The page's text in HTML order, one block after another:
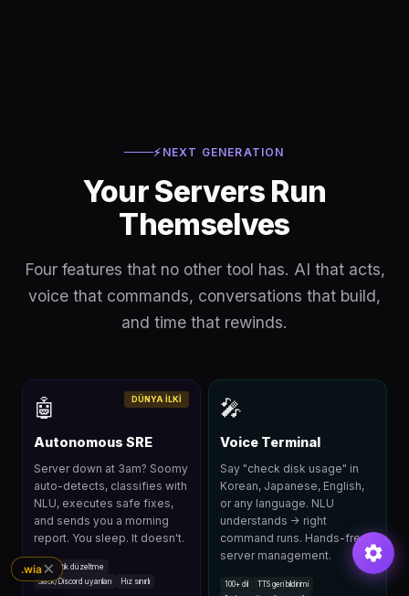
⚡ NEXT GENERATION
Your Servers Run
Themselves
Four features that no other tool has. AI that acts,
voice that commands, conversations that build,
and time that rewinds.
DÜNYA İLKİ
🤖
Autonomous SRE
Server down at 3am? Soomy
auto-detects, classifies with
NLU, executes safe fixes,
and sends you a morning
report. You sleep. It doesn't.
Otomatik düzeltme
Slack/Discord uyarıları
Hız sınırlı
🎤
Voice Terminal
Say "check disk usage" in
Korean, Japanese, English,
or any language. NLU
understands → right
command runs. Hands-free
server management.
100+ dil
TTS geri bildirimi
.wia✕